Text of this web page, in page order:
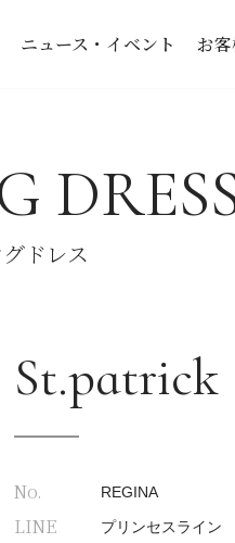
ニュース・イベント お
ドレス
St.patrick
No. REGINA
LINE プリンセスライン